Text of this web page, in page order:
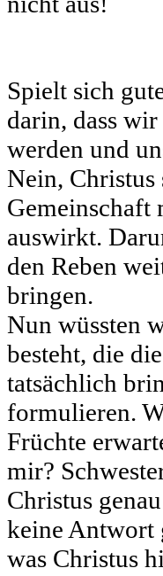
Spielt sich
darin, dass
werden und
Nein, Christus
auswirkt.
den Reben
bringen.
Nun wüssten
besteht, die
tatsächlich
formulieren.
Früchte
mir?
Christus
keine Antwort
was Christus